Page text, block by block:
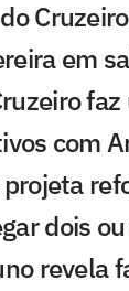
em
com
dois
revela